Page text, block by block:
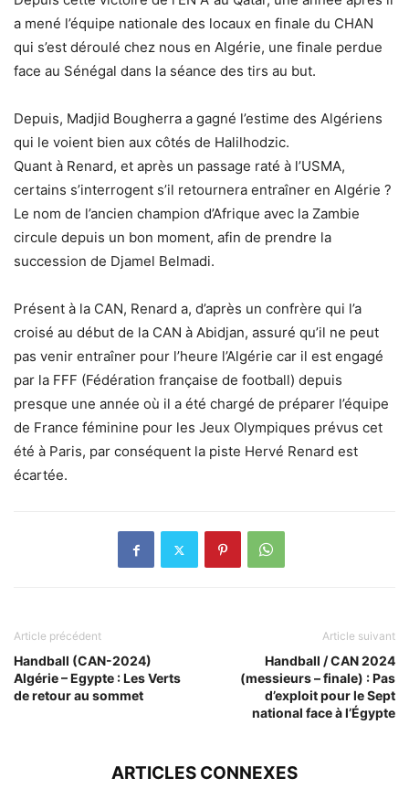
a mené l’équipe nationale des locaux en finale du CHAN
qui s’est déroulé chez nous en Algérie, une finale perdue
face au Sénégal dans la séance des tirs au but.
Depuis, Madjid Bougherra a gagné l’estime des Algériens
qui le voient bien aux côtés de Halilhodzic.
Quant à Renard, et après un passage raté à l’USMA,
certains s’interrogent s’il retournera entraîner en Algérie ?
Le nom de l’ancien champion d’Afrique avec la Zambie
circule depuis un bon moment, afin de prendre la
succession de Djamel Belmadi.
Présent à la CAN, Renard a, d’après un confrère qui l’a
croisé au début de la CAN à Abidjan, assuré qu’il ne peut
pas venir entraîner pour l’heure l’Algérie car il est engagé
par la FFF (Fédération française de football) depuis
presque une année où il a été chargé de préparer l’équipe
de France féminine pour les Jeux Olympiques prévus cet
été à Paris, par conséquent la piste Hervé Renard est
écartée.
Article précédent
Handball (CAN-2024)
Algérie – Egypte : Les Verts
de retour au sommet
Article suivant
Handball / CAN 2024
(messieurs – finale) : Pas
d’exploit pour le Sept
national face à l’Égypte
ARTICLES CONNEXES